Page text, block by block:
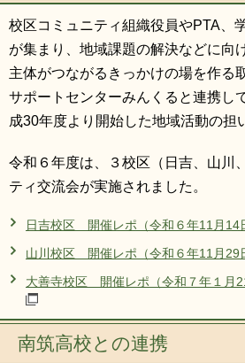
校区コミュニティ組織役員やPTA、
が集まり、地域課題の解決などに向
主体がつながるきっかけの場を作る
サポートセンターみんくると連携し
成30年度より開始した地域活動の担
令和６年度は、３校区（日吉、山川
ティ交流会が実施されました。
日吉校区 開催レポ（令和６年11月14
山川校区 開催レポ（令和６年11月29
大善寺校区 開催レポ（令和７年１月
南筑高校との連携